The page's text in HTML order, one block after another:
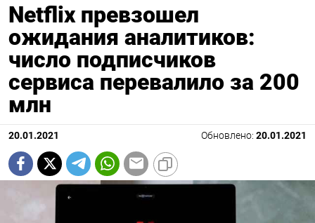
Netflix превзошел
ожидания аналитиков:
число подписчиков
сервиса перевалило за 200
млн
20.01.2021 Обновлено: 20.01.2021